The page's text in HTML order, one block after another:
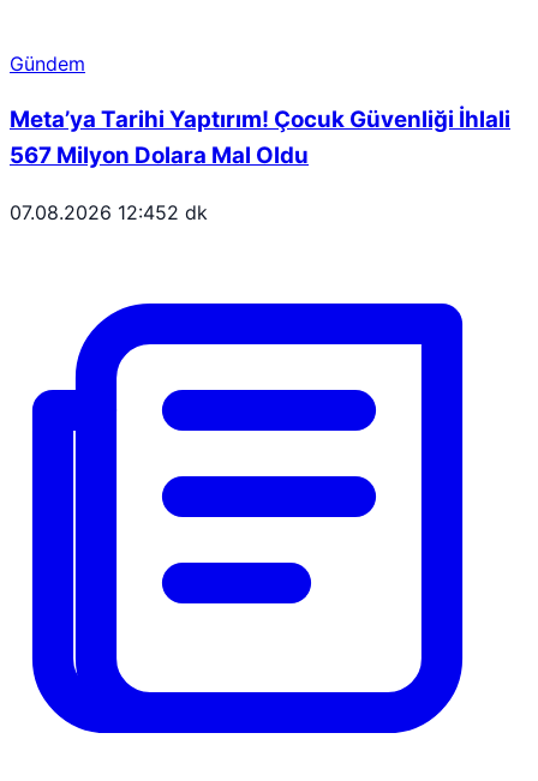
Gündem
Meta’ya Tarihi Yaptırım! Çocuk Güvenliği İhlali
567 Milyon Dolara Mal Oldu
07.08.2026 12:452 dk